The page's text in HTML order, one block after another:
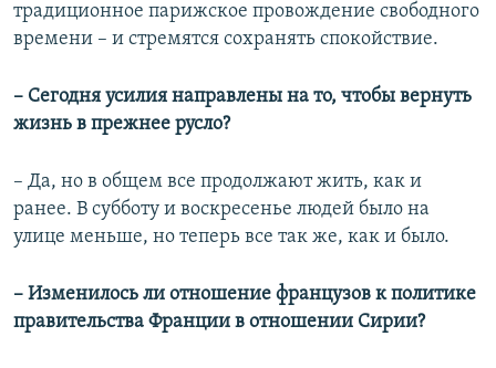
традиционное парижское провождение свободного
времени – и стремятся сохранять спокойствие.
– Сегодня усилия направлены на то, чтобы вернуть
жизнь в прежнее русло?
– Да, но в общем все продолжают жить, как и
ранее. В субботу и воскресенье людей было на
улице меньше, но теперь все так же, как и было.
– Изменилось ли отношение французов к политике
правительства Франции в отношении Сирии?